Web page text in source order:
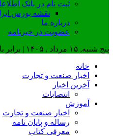
ثبت نام در بانک
نقشه بورس
درباره ما
عضويت در خبرنامه
پنج شنبه, ۱۵ مرداد , ۱۴۰۵ | برابر با : 22 صفر 1448
خانه
اخبار صنعت و تجارت
آخرین اخبار
انتصابات
آموزش
اخبار صنعت و تجارت
رساله و پایان نامه
معرفی کتاب